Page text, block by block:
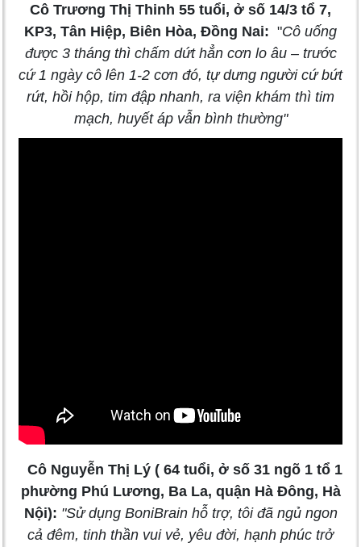
Cô Trương Thị Thinh 55 tuổi, ở số 14/3 tổ 7,
KP3, Tân Hiệp, Biên Hòa, Đồng Nai: "Cô uống
được 3 tháng thì chấm dứt hẳn cơn lo âu – trước
cứ 1 ngày cô lên 1-2 cơn đó, tự dưng người cứ bứt
rứt, hồi hộp, tim đập nhanh, ra viện khám thì tim
mạch, huyết áp vẫn bình thường"
Cô Nguyễn Thị Lý ( 64 tuổi, ở số 31 ngõ 1 tổ 1
phường Phú Lương, Ba La, quận Hà Đông, Hà
Nội): "Sử dụng BoniBrain hỗ trợ, tôi đã ngủ ngon
cả đêm, tinh thần vui vẻ, yêu đời, hạnh phúc trở